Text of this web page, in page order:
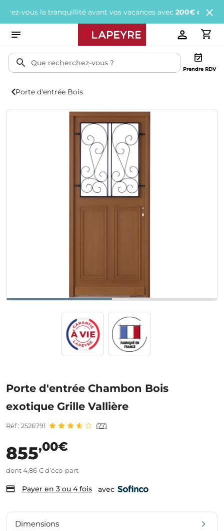
la tranquillité avant vos vacances avec200€ offerts tous
Prendre RDV
Porte d'entrée Bois
Porte d'entrée Chambon Bois
exotique Grille Vallière
Réf : 2526791 (77)
855,00€
dont 4,86 € d’éco-part
Payer en 3 ou 4 fois avec
Dimensions